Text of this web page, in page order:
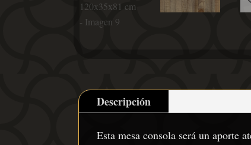
Descripción
Esta mesa consola será un aporte